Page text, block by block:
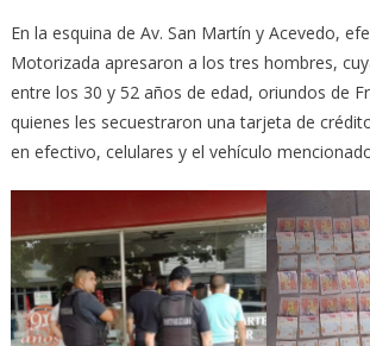
En la esquina de Av. San Martín y Acevedo,
Motorizada apresaron a los tres hombres,
entre los 30 y 52 años de edad, oriundos de
quienes les secuestraron una tarjeta de
en efectivo, celulares y el vehículo